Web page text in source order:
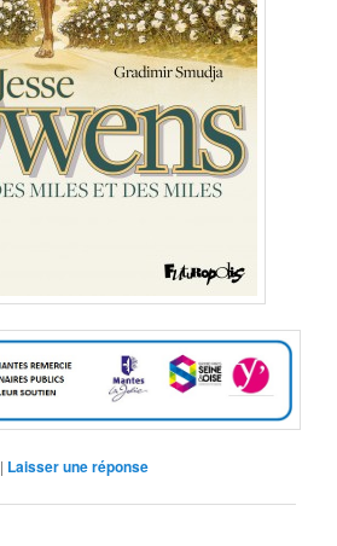
| Laisser une réponse